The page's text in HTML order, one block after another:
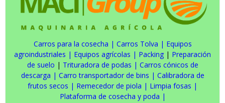
Carros para la cosecha | Carros Tolva | Equipos
agroindustriales | Equipos agrícolas | Packing | Preparación
de suelo | Trituradora de podas | Carros cónicos de
descarga | Carro transportador de bins | Calibradora de
frutos secos | Remecedor de piola | Limpia fosas |
Plataforma de cosecha y poda |